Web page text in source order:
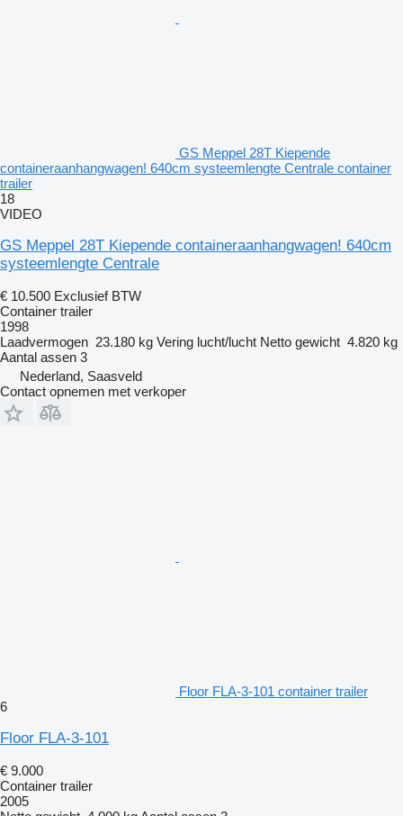
GS Meppel 28T Kiepende
containeraanhangwagen! 640cm systeemlengte Centrale container
trailer
18
VIDEO
GS Meppel 28T Kiepende containeraanhangwagen! 640cm
systeemlengte Centrale
€ 10.500 Exclusief BTW
Container trailer
1998
Laadvermogen 23.180 kg Vering lucht/lucht Netto gewicht 4.820 kg
Aantal assen 3
Nederland, Saasveld
Contact opnemen met verkoper
Floor FLA-3-101 container trailer
6
Floor FLA-3-101
€ 9.000
Container trailer
2005